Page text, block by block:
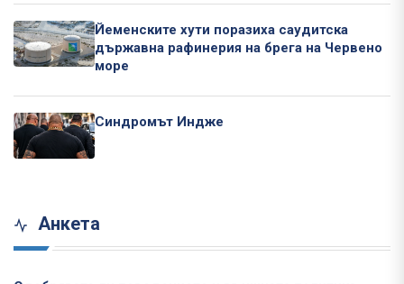
Йеменските хути поразиха саудитска
държавна рафинерия на брега на Червено
море
Синдромът Индже
Анкета